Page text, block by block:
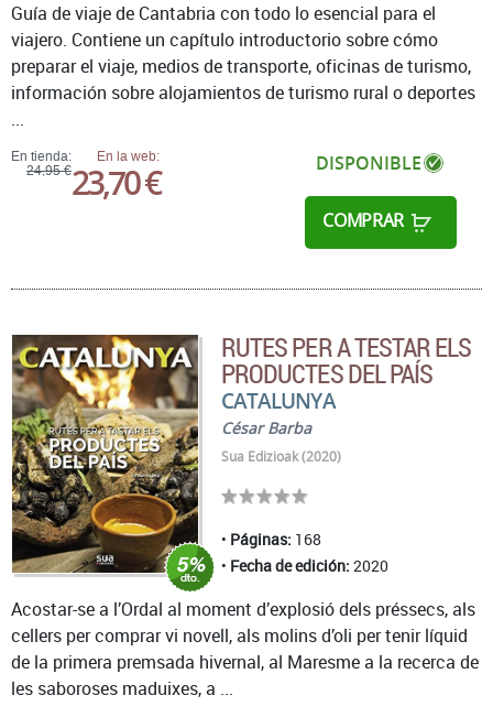
En tienda:
24,95 €
En la web:
23,70 € DISPONIBLE
COMPRAR
Guía de viaje de Cantabria con todo lo esencial para el
viajero. Contiene un capítulo introductorio sobre cómo
preparar el viaje, medios de transporte, oficinas de turismo,
información sobre alojamientos de turismo rural o deportes
...
RUTES PER A TESTAR ELS
PRODUCTES DEL PAÍS
CATALUNYA
César Barba
Sua Edizioak (2020)
Páginas: 168
Fecha de edición: 2020
Acostar-se a l’Ordal al moment d’explosió dels préssecs, als
cellers per comprar vi novell, als molins d’oli per tenir líquid
de la primera premsada hivernal, al Maresme a la recerca de
les saboroses maduixes, a ...